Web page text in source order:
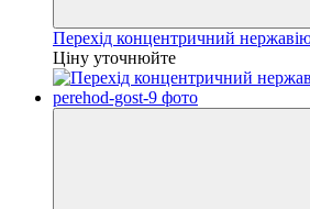
Перехід концентричний
Ціну уточнюйте